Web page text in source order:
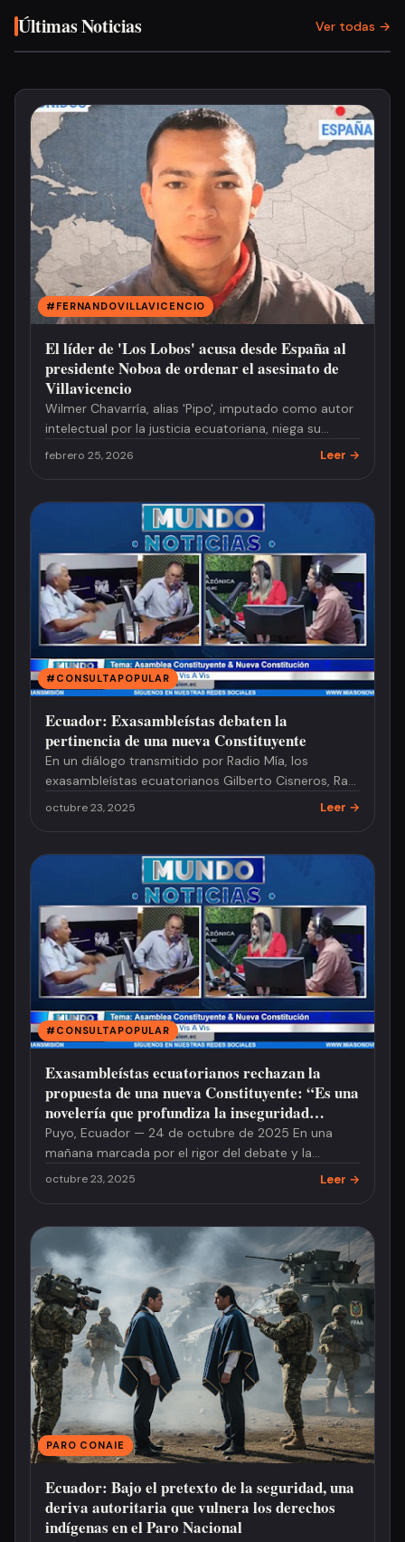
Últimas Noticias Ver todas →
#FERNANDOVILLAVICENCIO
El líder de 'Los Lobos' acusa desde España al
presidente Noboa de ordenar el asesinato de
Villavicencio
Wilmer Chavarría, alias 'Pipo', imputado como autor
intelectual por la justicia ecuatoriana, niega su
respons…
febrero 25, 2026 Leer →
#CONSULTAPOPULAR
Ecuador: Exasambleístas debaten la
pertinencia de una nueva Constituyente
En un diálogo transmitido por Radio Mía, los
exasambleístas ecuatorianos Gilberto Cisneros, Raúl
Tello y Henry Moreno, …
octubre 23, 2025 Leer →
#CONSULTAPOPULAR
Exasambleístas ecuatorianos rechazan la
propuesta de una nueva Constituyente: “Es una
novelería que profundiza la inseguridad
jurídica”
Puyo, Ecuador — 24 de octubre de 2025 En una
mañana marcada por el rigor del debate y la
ausencia de confrontación polí…
octubre 23, 2025 Leer →
PARO CONAIE
Ecuador: Bajo el pretexto de la seguridad, una
deriva autoritaria que vulnera los derechos
indígenas en el Paro Nacional